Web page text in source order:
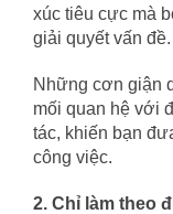
xúc tiêu cực mà
giải quyết vấn đề.
Những cơn giận
mối quan hệ với
tác, khiến bạn
công việc.
2. Chỉ làm theo